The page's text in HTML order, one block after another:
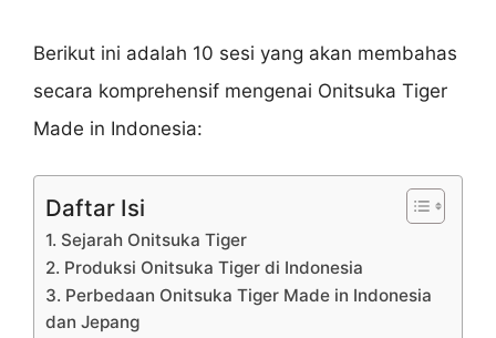
Berikut ini adalah 10 sesi yang akan membahas
secara komprehensif mengenai Onitsuka Tiger
Made in Indonesia:
Daftar Isi
1. Sejarah Onitsuka Tiger
2. Produksi Onitsuka Tiger di Indonesia
3. Perbedaan Onitsuka Tiger Made in Indonesia
dan Jepang